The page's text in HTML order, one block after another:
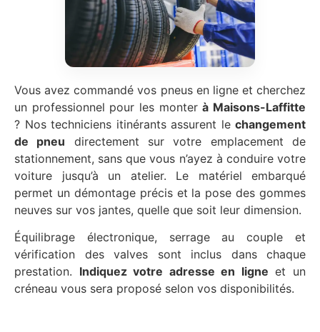
Vous avez commandé vos pneus en ligne et cherchez
un professionnel pour les monterà Maisons-Laffitte
? Nos techniciens itinérants assurent le changement
de pneu directement sur votre emplacement de
stationnement, sans que vous n’ayez à conduire votre
voiture jusqu’à un atelier. Le matériel embarqué
permet un démontage précis et la pose des gommes
neuves sur vos jantes, quelle que soit leur dimension.
Équilibrage électronique, serrage au couple et
vérification des valves sont inclus dans chaque
prestation. Indiquez votre adresse en ligne et un
créneau vous sera proposé selon vos disponibilités.